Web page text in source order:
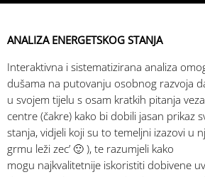
ANALIZA ENERGETSKOG STANJA
Interaktivna i sistematizirana analiza
dušama na putovanju osobnog razvoja
u svojem tijelu s osam kratkih pitanja
centre (čakre) kako bi dobili jasan prikaz
stanja, vidjeli koji su to temeljni izazovi u
grmu leži zec’ 🙂 ), te razumjeli kako
mogu najkvalitetnije iskoristiti dobivene